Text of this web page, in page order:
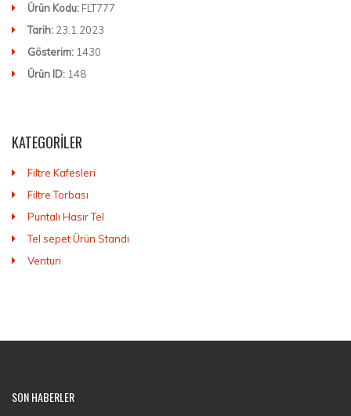
Ürün Kodu: FLT777
Tarih: 23.1.2023
Gösterim: 1430
Ürün ID: 148
KATEGORILER
Filtre Kafesleri
Filtre Torbası
Puntalı Hasır Tel
Tel sepet Ürün Standı
Venturi
SON HABERLER